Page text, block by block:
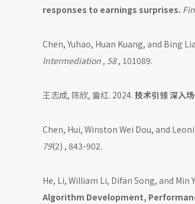
responses to earnings surprises.
Chen, Yuhao, Huan Kuang, and Bing
Intermediation , 58, 101089.
王志成, 陈欣, 雷红. 2024. 技术引领 深入
Chen, Hui, Winston Wei Dou, and
79(2) , 843-902.
He, Li, William Li, Difan Song, and Min
Algorithm Development,